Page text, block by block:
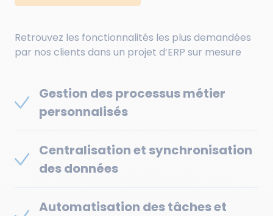
Retrouvez les fonctionnalités les plus demandées
par nos clients dans un projet d’ERP sur mesure
Gestion des processus métier
personnalisés
Centralisation et synchronisation
des données
Automatisation des tâches et